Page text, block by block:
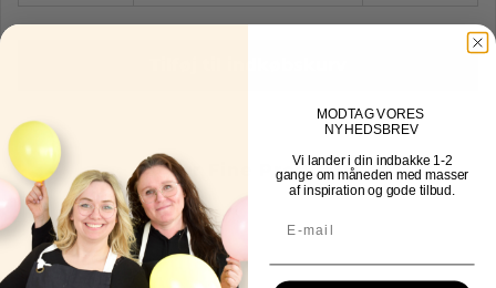
Other Fine Products
MODTAG VORES
NYHEDSBREV
Vi lander i din indbakke 1-2
gange om måneden med masser
af inspiration og gode tilbud.